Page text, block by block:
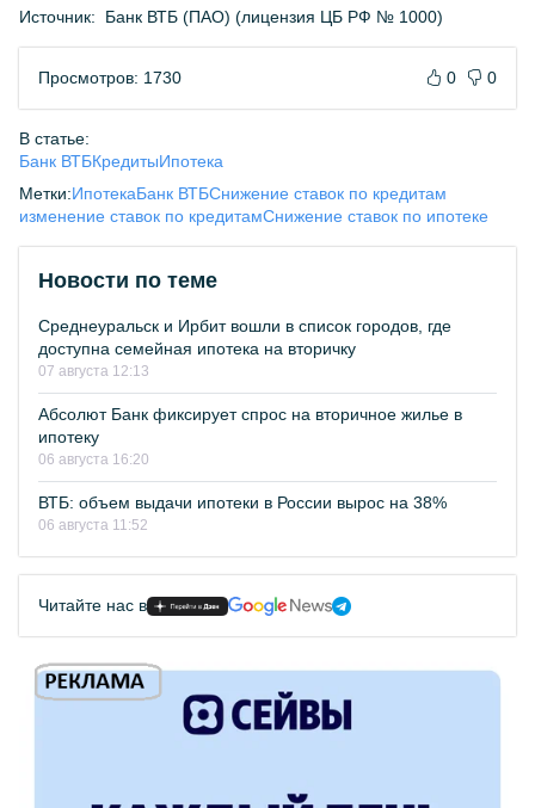
Источник: Банк ВТБ (ПАО) (лицензия ЦБ РФ № 1000)
Просмотров: 1730 0 0
В статье:
Банк ВТБКредитыИпотека
Метки:ИпотекаБанк ВТБСнижение ставок по кредитам
изменение ставок по кредитамСнижение ставок по ипотеке
Новости по теме
Среднеуральск и Ирбит вошли в список городов, где
доступна семейная ипотека на вторичку
07 августа 12:13
Абсолют Банк фиксирует спрос на вторичное жилье в
ипотеку
06 августа 16:20
ВТБ: объем выдачи ипотеки в России вырос на 38%
06 августа 11:52
Читайте нас в